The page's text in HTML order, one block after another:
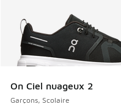
On Ciel nuageux 2
Garçons, Scolaire